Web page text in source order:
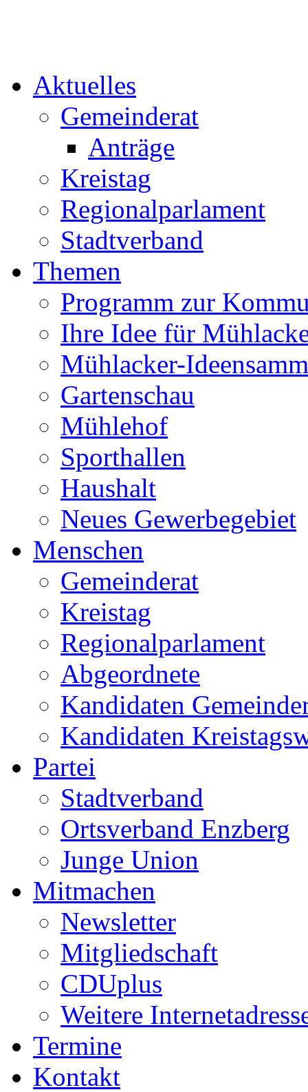
Aktuelles
Gemeinderat
Anträge
Kreistag
Regionalparlament
Stadtverband
Themen
Programm zur
Ihre Idee für
Mühlacker-
Gartenschau
Mühlehof
Sporthallen
Haushalt
Neues Gewerbegebiet
Menschen
Gemeinderat
Kreistag
Regionalparlament
Abgeordnete
Kandidaten
Kandidaten
Partei
Stadtverband
Ortsverband Enzberg
Junge Union
Mitmachen
Newsletter
Mitgliedschaft
CDUplus
Weitere
Termine
Kontakt